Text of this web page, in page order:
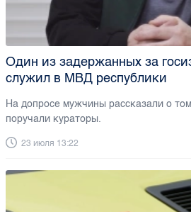
Один из задержанных за
служил в МВД республики
На допросе мужчины рассказали о
поручали кураторы.
23 июля 13:22